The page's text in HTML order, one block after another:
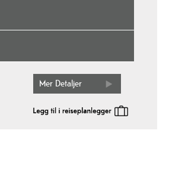
Mer Detaljer